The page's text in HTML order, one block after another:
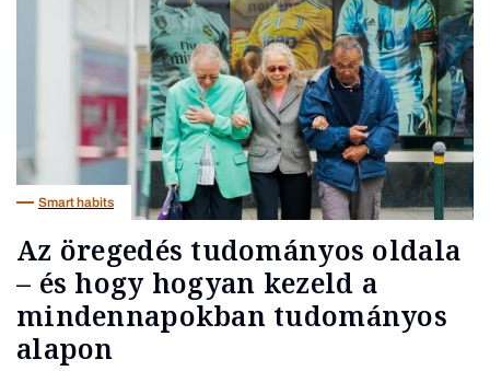
Smart habits
Az öregedés tudományos oldala
– és hogy hogyan kezeld a
mindennapokban tudományos
alapon